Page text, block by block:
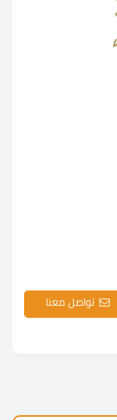
تواصل معنا